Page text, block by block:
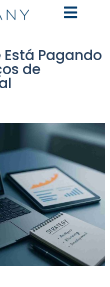
Pagando
de